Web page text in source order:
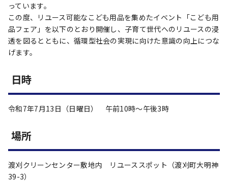
っています。
この度、リユース可能なこども用品を集めたイベント「こども用
品フェア」を以下のとおり開催し、子育て世代へのリユースの浸
透を図るとともに、循環型社会の実現に向けた意識の向上につな
げます。
日時
令和7年7月13日（日曜日） 午前10時～午後3時
場所
渡刈クリーンセンター敷地内 リユーススポット（渡刈町大明神
39-3）